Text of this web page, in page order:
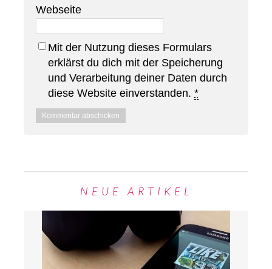
Webseite
Mit der Nutzung dieses Formulars
erklärst du dich mit der Speicherung
und Verarbeitung deiner Daten durch
diese Website einverstanden. *
NEUE ARTIKEL